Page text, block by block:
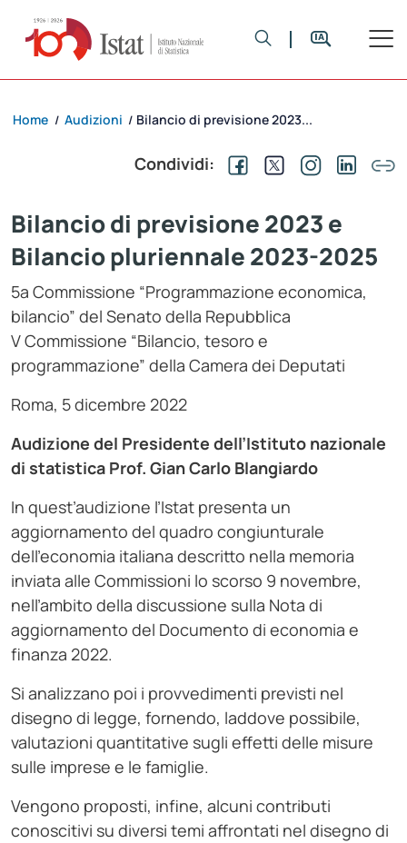
Home / Audizioni / Bilancio di previsione 2023...
Condividi:
Bilancio di previsione 2023 e
Bilancio pluriennale 2023-2025
5a Commissione “Programmazione economica,
bilancio” del Senato della Repubblica
V Commissione “Bilancio, tesoro e
programmazione” della Camera dei Deputati
Roma, 5 dicembre 2022
Audizione del Presidente dell’Istituto nazionale
di statistica Prof. Gian Carlo Blangiardo
In quest’audizione l’Istat presenta un
aggiornamento del quadro congiunturale
dell’economia italiana descritto nella memoria
inviata alle Commissioni lo scorso 9 novembre,
nell’ambito della discussione sulla Nota di
aggiornamento del Documento di economia e
finanza 2022.
Si analizzano poi i provvedimenti previsti nel
disegno di legge, fornendo, laddove possibile,
valutazioni quantitative sugli effetti delle misure
sulle imprese e le famiglie.
Vengono proposti, infine, alcuni contributi
conoscitivi su diversi temi affrontati nel disegno di